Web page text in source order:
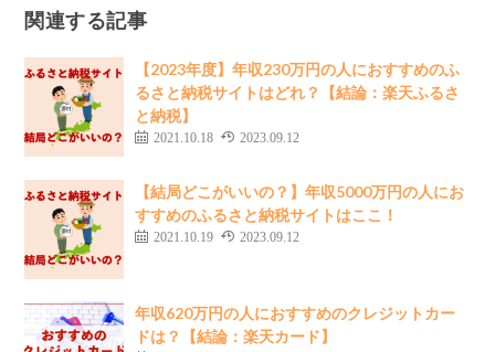
関連する記事
【2023年度】年収230万円の人におすすめのふ
るさと納税サイトはどれ？【結論：楽天ふるさ
と納税】
2021.10.18 2023.09.12
【結局どこがいいの？】年収5000万円の人にお
すすめのふるさと納税サイトはここ！
2021.10.19 2023.09.12
年収620万円の人におすすめのクレジットカー
ドは？【結論：楽天カード】